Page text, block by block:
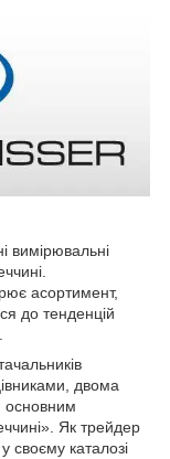
вимірювальні
асортимент,
до тенденцій
двома
основним
Як трейдер
своєму каталозі